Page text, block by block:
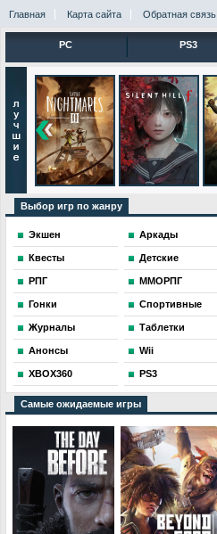
Главная Карта сайта Обратная связь
PC PS3
Выбор игр по жанру
Экшен Аркады
Квесты Детские
РПГ ММОРПГ
Гонки Спортивные
Журналы Таблетки
Анонсы Wii
XBOX360 PS3
Самые ожидаемые игры